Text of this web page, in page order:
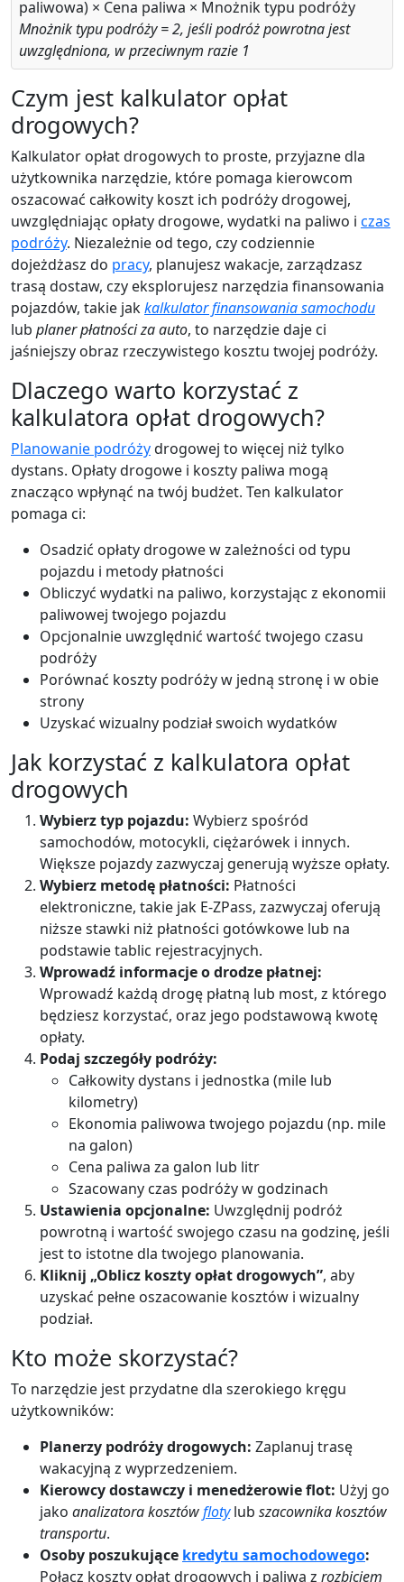
paliwowa) × Cena paliwa × Mnożnik typu podróży
Mnożnik typu podróży = 2, jeśli podróż powrotna jest
uwzględniona, w przeciwnym razie 1
Czym jest kalkulator opłat
drogowych?
Kalkulator opłat drogowych to proste, przyjazne dla
użytkownika narzędzie, które pomaga kierowcom
oszacować całkowity koszt ich podróży drogowej,
uwzględniając opłaty drogowe, wydatki na paliwo i czas
podróży. Niezależnie od tego, czy codziennie
dojeżdżasz do pracy, planujesz wakacje, zarządzasz
trasą dostaw, czy eksplorujesz narzędzia finansowania
pojazdów, takie jakkalkulator finansowania samochodu
lub planer płatności za auto, to narzędzie daje ci
jaśniejszy obraz rzeczywistego kosztu twojej podróży.
Dlaczego warto korzystać z
kalkulatora opłat drogowych?
Planowanie podróżydrogowej to więcej niż tylko
dystans. Opłaty drogowe i koszty paliwa mogą
znacząco wpłynąć na twój budżet. Ten kalkulator
pomaga ci:
Osadzić opłaty drogowe w zależności od typu
pojazdu i metody płatności
Obliczyć wydatki na paliwo, korzystając z ekonomii
paliwowej twojego pojazdu
Opcjonalnie uwzględnić wartość twojego czasu
podróży
Porównać koszty podróży w jedną stronę i w obie
strony
Uzyskać wizualny podział swoich wydatków
Jak korzystać z kalkulatora opłat
drogowych
Wybierz typ pojazdu: Wybierz spośród
samochodów, motocykli, ciężarówek i innych.
Większe pojazdy zazwyczaj generują wyższe opłaty.
Wybierz metodę płatności: Płatności
elektroniczne, takie jak E-ZPass, zazwyczaj oferują
niższe stawki niż płatności gotówkowe lub na
podstawie tablic rejestracyjnych.
Wprowadź informacje o drodze płatnej:
Wprowadź każdą drogę płatną lub most, z którego
będziesz korzystać, oraz jego podstawową kwotę
opłaty.
Podaj szczegóły podróży:
Całkowity dystans i jednostka (mile lub
kilometry)
Ekonomia paliwowa twojego pojazdu (np. mile
na galon)
Cena paliwa za galon lub litr
Szacowany czas podróży w godzinach
Ustawienia opcjonalne: Uwzględnij podróż
powrotną i wartość swojego czasu na godzinę, jeśli
jest to istotne dla twojego planowania.
Kliknij „Oblicz koszty opłat drogowych”, aby
uzyskać pełne oszacowanie kosztów i wizualny
podział.
Kto może skorzystać?
To narzędzie jest przydatne dla szerokiego kręgu
użytkowników:
Planerzy podróży drogowych: Zaplanuj trasę
wakacyjną z wyprzedzeniem.
Kierowcy dostawczy i menedżerowie flot: Użyj go
jako analizatora kosztówflotylub szacownika kosztów
transportu.
Osoby poszukujące kredytu samochodowego:
Połącz koszty opłat drogowych i paliwa z rozbiciem